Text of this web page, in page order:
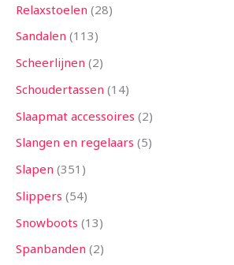
Relaxstoelen 28
Sandalen 113
Scheerlijnen 2
Schoudertassen 14
Slaapmat accessoires 2
Slangen en regelaars 5
Slapen 351
Slippers 54
Snowboots 13
Spanbanden 2